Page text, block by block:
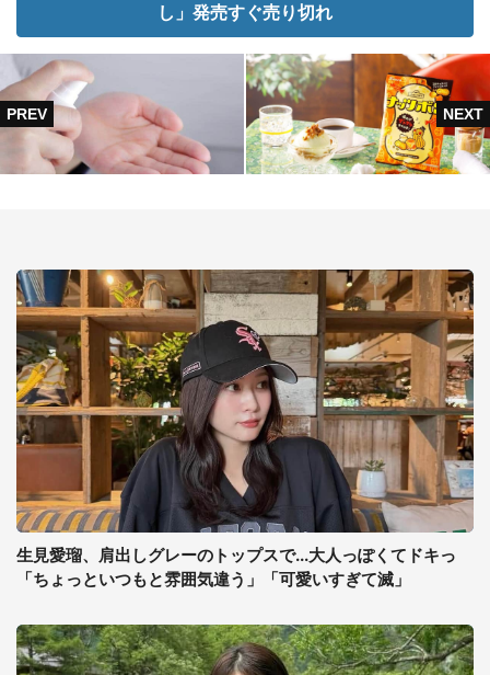
し」発売すぐ売り切れ
生見愛瑠、肩出しグレーのトップスで...大人っぽくてドキっ
「ちょっといつもと雰囲気違う」「可愛いすぎて滅」